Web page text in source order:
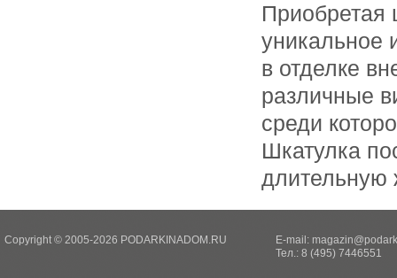
Приобретая
уникальное
в отделке
различные
среди
Шкатулка
длительную
Copyright © 2005-2026 PODARKINADOM.RU E-mail:
Тел.: 8 (495) 7446551